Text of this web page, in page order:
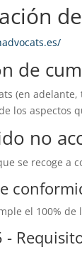
de
(en
los aspectos
no
se recoge a
el 100%
-